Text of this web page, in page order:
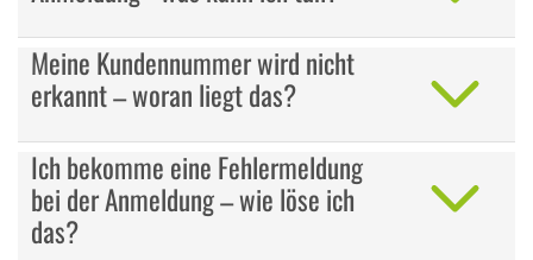
Meine Kundennummer wird nicht
erkannt – woran liegt das?
Ich bekomme eine Fehlermeldung
bei der Anmeldung – wie löse ich
das?